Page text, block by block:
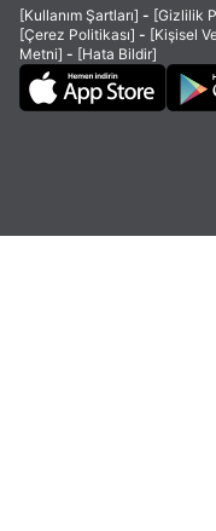
[Kullanım Şartları] - [Gizlilik
[Çerez Politikası] - [Kişisel
Metni] - [Hata Bildir]